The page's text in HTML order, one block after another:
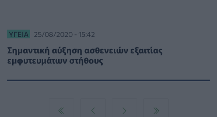
ΥΓΕΊΑ 25/08/2020 - 15:42
Σημαντική αύξηση ασθενειών εξαιτίας
εμφυτευμάτων στήθους